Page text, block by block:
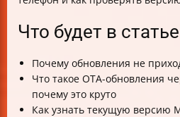
Что будет в статье
Почему обновления не
Что такое OTA-обновления
почему это круто
Как узнать текущую версию